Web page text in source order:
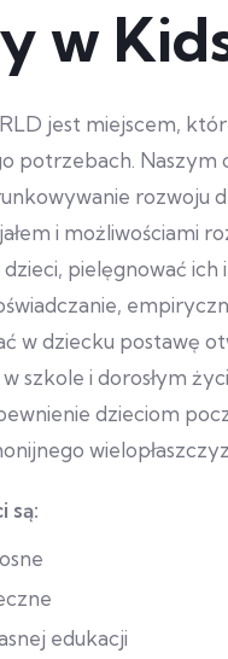
w
jest miejscem,
potrzebach. Naszym
rozwoju
i możliwościami
pielęgnować ich
w dziecku postawę
szkole i dorosłym
dzieciom
są:
edukacji